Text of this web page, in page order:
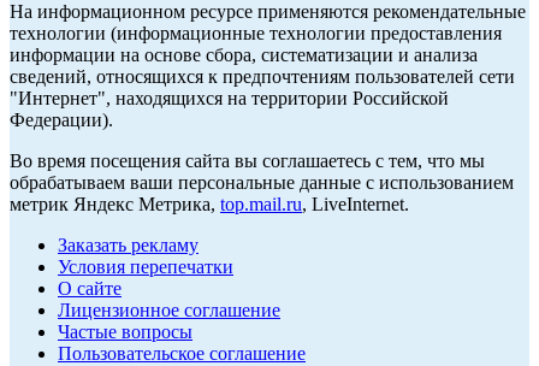
На информационном ресурсе применяются рекомендательные
технологии (информационные технологии предоставления
информации на основе сбора, систематизации и анализа
сведений, относящихся к предпочтениям пользователей сети
"Интернет", находящихся на территории Российской
Федерации).
Во время посещения сайта вы соглашаетесь с тем, что мы
обрабатываем ваши персональные данные с использованием
метрик Яндекс Метрика, top.mail.ru, LiveInternet.
Заказать рекламу
Условия перепечатки
О сайте
Лицензионное соглашение
Частые вопросы
Пользовательское соглашение